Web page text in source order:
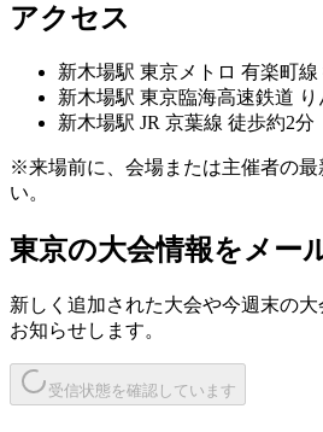
アクセス
新木場駅 東京メトロ 有楽町線
新木場駅 東京臨海高速鉄道
新木場駅 JR 京葉線 徒歩約2分
※来場前に、会場または主催者の最
い。
東京の大会情報をメー
新しく追加された大会や今週末の大
お知らせします。
受信状態を確認しています